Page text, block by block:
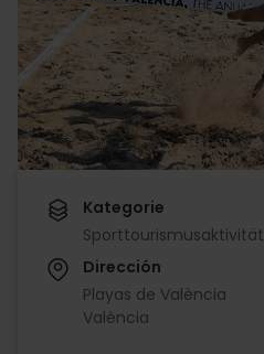
Kategorie
Sporttourismusaktivität
Dirección
Playas de València
València